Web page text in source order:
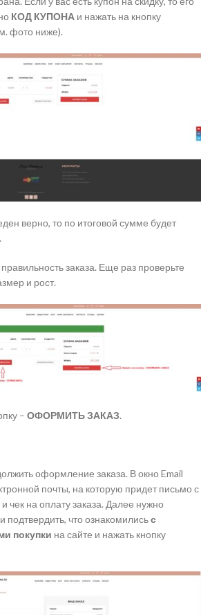
КОД КУПОНА и нажать на кнопку
фото ниже).
верно, то по итоговой сумме будет
заказа. Еще раз проверьте
и рост.
– ОФОРМИТЬ ЗАКАЗ.
оформление заказа. В окно Email
почты, на которую придет письмо с
чек на оплату заказа. Далее нужно
подтвердить, что ознакомилисьс
покупки на сайте и нажать кнопку